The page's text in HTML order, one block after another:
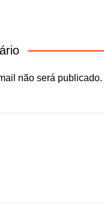
não será publicado.